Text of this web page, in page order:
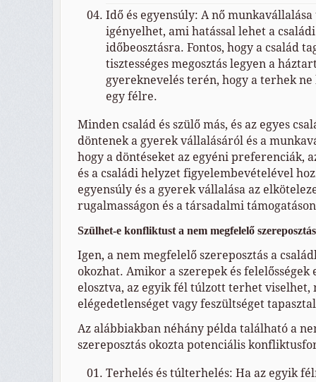
Idő és egyensúly: A nő
igényelhet, ami hatással lehet a
időbeosztásra. Fontos, hogy a család
tisztességes megosztás legyen a
gyereknevelés terén, hogy a terhek
egy félre.
Minden család és szülő más, és az egyes
döntenek a gyerek vállalásáról és a
hogy a döntéseket az egyéni preferenciák,
és a családi helyzet figyelembevételével
egyensúly és a gyerek vállalása az
rugalmasságon és a társadalmi
Szülhet-e konfliktust a nem megfelelő
Igen, a nem megfelelő szereposztás a
okozhat. Amikor a szerepek és
elosztva, az egyik fél túlzott terhet viselhet,
elégedetlenséget vagy feszültséget
Az alábbiakban néhány példa található a
szereposztás okozta potenciális
Terhelés és túlterhelés: Ha az egyik